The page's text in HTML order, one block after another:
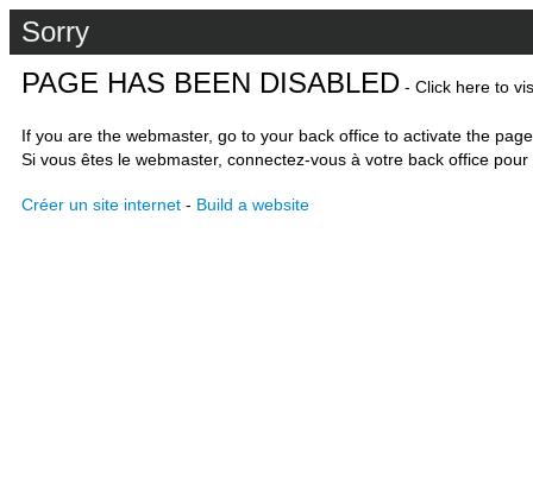
Sorry
PAGE HAS BEEN DISABLED - Click here to
If you are the webmaster, go to your back office to activate the
Si vous êtes le webmaster, connectez-vous à votre back office
Créer un site internet - Build a website